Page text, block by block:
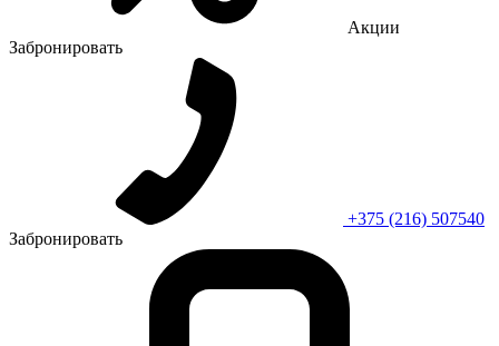
Акции
Забронировать
+375 (216) 507540
Забронировать